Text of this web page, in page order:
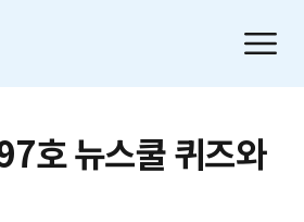
호 뉴스쿨 퀴즈와